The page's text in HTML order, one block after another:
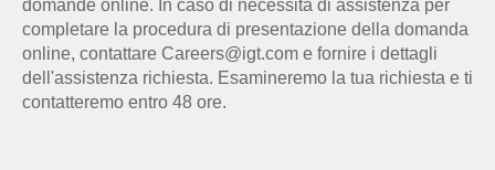
domande online. In caso di necessità di assistenza per
completare la procedura di presentazione della domanda
online, contattare Careers@igt.com e fornire i dettagli
dell'assistenza richiesta. Esamineremo la tua richiesta e ti
contatteremo entro 48 ore.